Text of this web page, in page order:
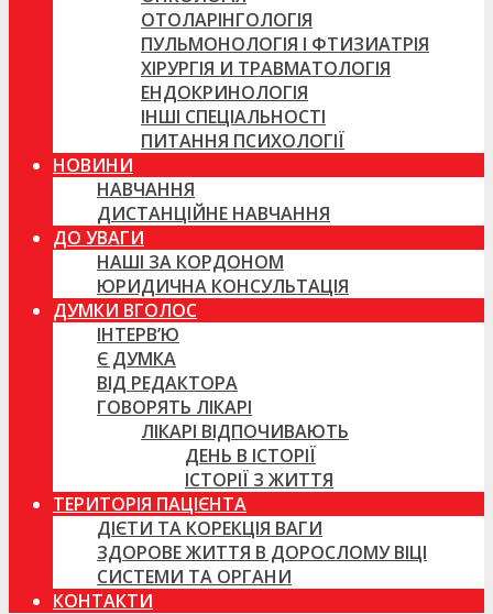
ОТОЛАРІНГОЛОГІЯ
ПУЛЬМОНОЛОГІЯ І ФТИЗИАТРІЯ
ХІРУРГІЯ И ТРАВМАТОЛОГІЯ
ЕНДОКРИНОЛОГІЯ
ІНШІ СПЕЦІАЛЬНОСТІ
ПИТАННЯ ПСИХОЛОГІЇ
НОВИНИ
НАВЧАННЯ
ДИСТАНЦІЙНЕ НАВЧАННЯ
ДО УВАГИ
НАШІ ЗА КОРДОНОМ
ЮРИДИЧНА КОНСУЛЬТАЦІЯ
ДУМКИ ВГОЛОС
ІНТЕРВ’Ю
Є ДУМКА
ВІД РЕДАКТОРА
ГОВОРЯТЬ ЛІКАРІ
ЛІКАРІ ВІДПОЧИВАЮТЬ
ДЕНЬ В ІСТОРІЇ
ІСТОРІЇ З ЖИТТЯ
ТЕРИТОРІЯ ПАЦІЄНТА
ДІЄТИ ТА КОРЕКЦІЯ ВАГИ
ЗДОРОВЕ ЖИТТЯ В ДОРОСЛОМУ ВІЦІ
СИСТЕМИ ТА ОРГАНИ
КОНТАКТИ